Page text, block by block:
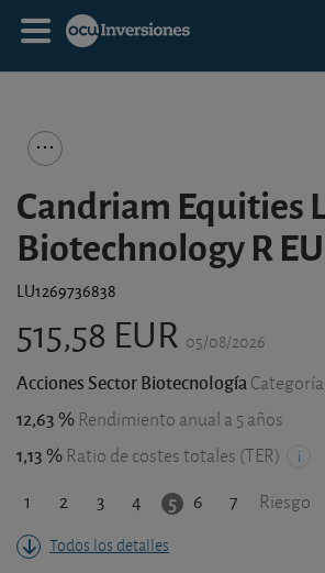
Candriam Equities
Biotechnology R
LU1269736838
515,58 EUR 05/08/2026
Acciones Sector BiotecnologíaCategoría
12,63 % Rendimiento anual a 5 años
1,13 % Ratio de costes totales (TER)
1 2 3 4 5 6 7 Riesgo
Todos los detalles